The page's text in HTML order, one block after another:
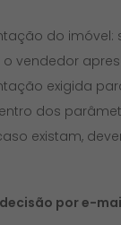
do imóvel:
vendedor
exigida
dos
existam,
por e-